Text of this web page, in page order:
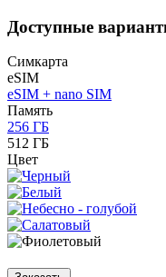
Доступные
Симкарта
eSIM
eSIM + nano SIM
Память
256 ГБ
512 ГБ
Цвет